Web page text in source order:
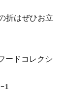
折はぜひお立
ードコレクシ
1